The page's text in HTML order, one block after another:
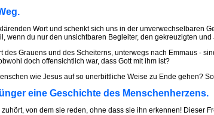
Wort und schenkt sich uns in der
wenn du nur den unsichtbaren Begleiter, den gekreuzigten
des Grauens und des Scheiterns, unterwegs nach Emmaus -
doch offensichtlich war, dass Gott mit ihm ist?
wie Jesus auf so unerbittliche Weise zu Ende gehen?
eine Geschichte des Menschenherzens.
von dem sie reden, ohne dass sie ihn erkennen!